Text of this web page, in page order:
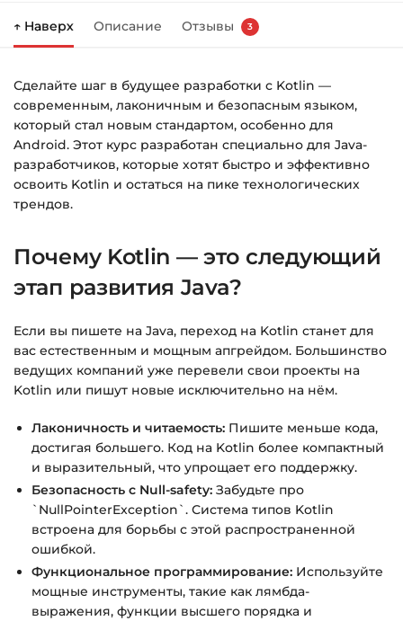
Справа появится корзина — нажмите
Заполните все поля (почта и пароль).
Оплатите удобным способом (более 8
способов оплаты).
После оплаты появится страница
благодарности с кнопкой
Дополнительно ссылка на курс придёт вам
на email.
Доступ к курсам: без ограничений по
времени.
справке >>>
Вопросы?Пишите на info@siluette.com.uaили в
чат на сайте.
↑ Наверх Описание Отзывы 3
Сделайте шаг в будущее разработки с Kotlin —
современным, лаконичным и безопасным языком,
который стал новым стандартом, особенно для
Android. Этот курс разработан специально для Java-
разработчиков, которые хотят быстро и эффективно
освоить Kotlin и остаться на пике технологических
трендов.
Почему Kotlin — это следующий
этап развития Java?
Если вы пишете на Java, переход на Kotlin станет для
вас естественным и мощным апгрейдом. Большинство
ведущих компаний уже перевели свои проекты на
Kotlin или пишут новые исключительно на нём.
Лаконичность и читаемость: Пишите меньше кода,
достигая большего. Код на Kotlin более компактный
и выразительный, что упрощает его поддержку.
Безопасность с Null-safety: Забудьте про
`NullPointerException`. Система типов Kotlin
встроена для борьбы с этой распространенной
ошибкой.
Функциональное программирование: Используйте
мощные инструменты, такие как лямбда-
выражения, функции высшего порядка и